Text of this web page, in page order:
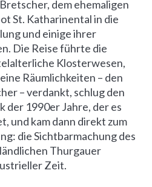
dem ehemaligen
St. Katharinental in die
und einige ihrer
Die Reise führte die
Klosterwesen,
Räumlichkeiten – den
– verdankt, schlug den
der 1990er Jahre, der es
und kam dann direkt zum
die Sichtbarmachung des
Thurgauer
Zeit.